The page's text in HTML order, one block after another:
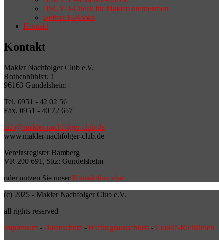
DSGVO-Check für Maklerunternehmen
weitere E-Books
Kontakt
Kontakt
Makler Nachfolger Club e.V.
Rothenbühlstr. 1
96163 Gundelsheim
Tel. 0951 - 42 02 56
Fax. 0951 - 40 72 667
info@makler-nachfolger-club.de
www.makler-nachfolger-club.de
Vereinsregister Bamberg
VR 200 691, Sitz: Gundelsheim
oder nutzen Sie unser Kontaktformular
(c) 2025 - Makler Nachfolger Club e.V.
all rights reserved
Impressum - Datenschutz - Haftungsausschluss - Cookie-Richtlinien